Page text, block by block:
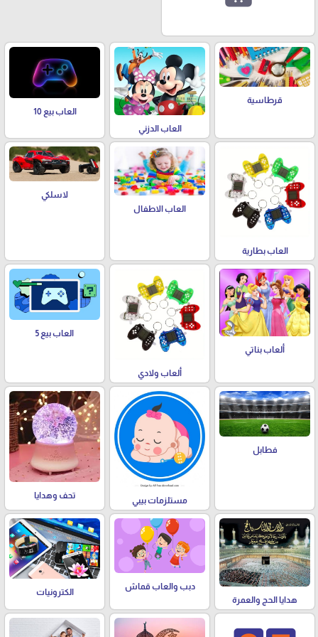
قرطاسية
العاب الدزني
العاب بيع 10
العاب بطارية
العاب الاطفال
لاسلكي
ألعاب بناتي
ألعاب ولادي
العاب بيع 5
فطابل
مستلزمات بيبي
تحف وهدايا
هدايا الحج والعمرة
دبب والعاب قماش
الكترونيات